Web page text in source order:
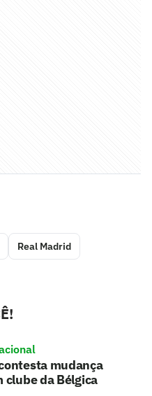
Real Madrid
mudança
clube da Bélgica